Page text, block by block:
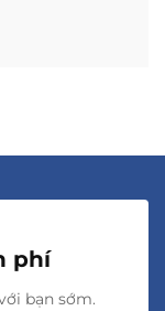
phí
bạn sớm.